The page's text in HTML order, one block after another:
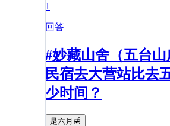
1
回答
#妙藏山舍（五台
民宿去大营站比去
少时间？
是六月🍯